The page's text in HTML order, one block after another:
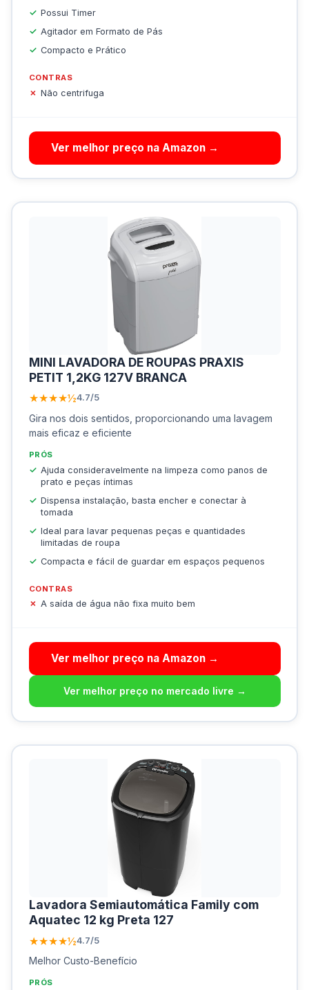
Possui Timer
Agitador em Formato de Pás
Compacto e Prático
CONTRAS
Não centrifuga
Ver melhor preço na Amazon →
MINI LAVADORA DE ROUPAS PRAXIS
PETIT 1,2KG 127V BRANCA
★★★★½4.7/5
Gira nos dois sentidos, proporcionando uma lavagem
mais eficaz e eficiente
PRÓS
Ajuda consideravelmente na limpeza como panos de
prato e peças íntimas
Dispensa instalação, basta encher e conectar à
tomada
Ideal para lavar pequenas peças e quantidades
limitadas de roupa
Compacta e fácil de guardar em espaços pequenos
CONTRAS
A saída de água não fixa muito bem
Ver melhor preço na Amazon →
Ver melhor preço no mercado livre →
Lavadora Semiautomática Family com
Aquatec 12 kg Preta 127
★★★★½4.7/5
Melhor Custo-Benefício
PRÓS